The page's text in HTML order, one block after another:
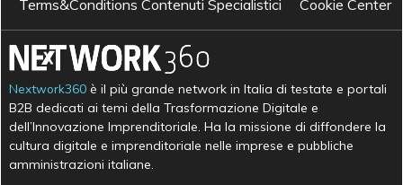
Terms&Conditions Contenuti Specialistici
Cookie Center
Nextwork360 è il più grande network in Italia di testate e portali
B2B dedicati ai temi della Trasformazione Digitale e
dell’Innovazione Imprenditoriale. Ha la missione di diffondere la
cultura digitale e imprenditoriale nelle imprese e pubbliche
amministrazioni italiane.